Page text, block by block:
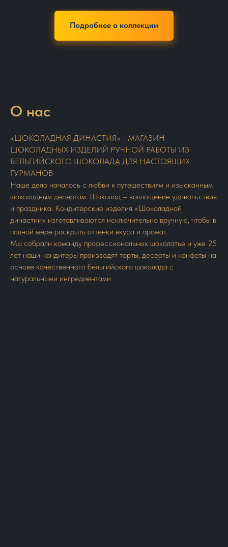
Подробнее о коллекции
О нас
«ШОКОЛАДНАЯ ДИНАСТИЯ» - МАГАЗИН
ШОКОЛАДНЫХ ИЗДЕЛИЙ РУЧНОЙ РАБОТЫ ИЗ
БЕЛЬГИЙСКОГО ШОКОЛАДА ДЛЯ НАСТОЯЩИХ
ГУРМАНОВ
Наше дело началось с любви к путешествиям и изысканным
шоколадным десертам. Шоколад – воплощение удовольствия
и праздника. Кондитерские изделия «Шоколадной
династии» изготавливаются исключительно вручную, чтобы в
полной мере раскрыть оттенки вкуса и аромат.
Мы собрали команду профессиональных шоколатье и уже 25
лет наши кондитеры производят торты, десерты и конфеты на
основе качественного бельгийского шоколада с
натуральными ингредиентами.